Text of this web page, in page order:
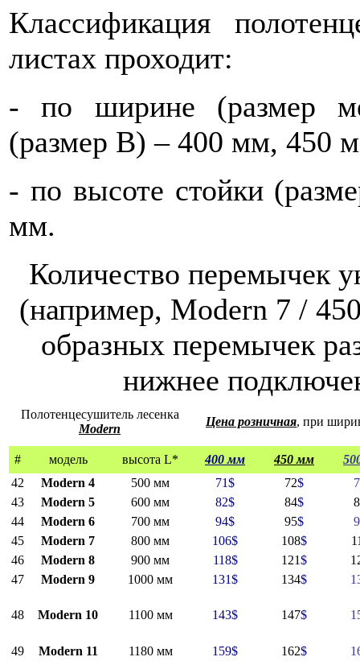
Классификация
листах проходит:
- по ширине (размер
(размер В) – 400 мм, 450
- по высоте стойки
мм.
Количество перемычек
(например, Modern 7 /
образных перемычек
нижнее
Полотенцесушитель лесенка
Modern
Цена розничная, при
# модель высота L* 400 мм 450 мм
42
Modern 4 500 мм 71$ 72$
43
Modern 5 600 мм 82$ 84$
44
Modern 6 700 мм 94$ 95$
45
Modern 7 800 мм 106$ 108$
46
Modern 8 900 мм 118$ 121$
47
Modern 9 1000 мм 131$ 134$
48 Modern 10 1100 мм 143$ 147$
49 Modern 11 1180 мм 159$ 162$